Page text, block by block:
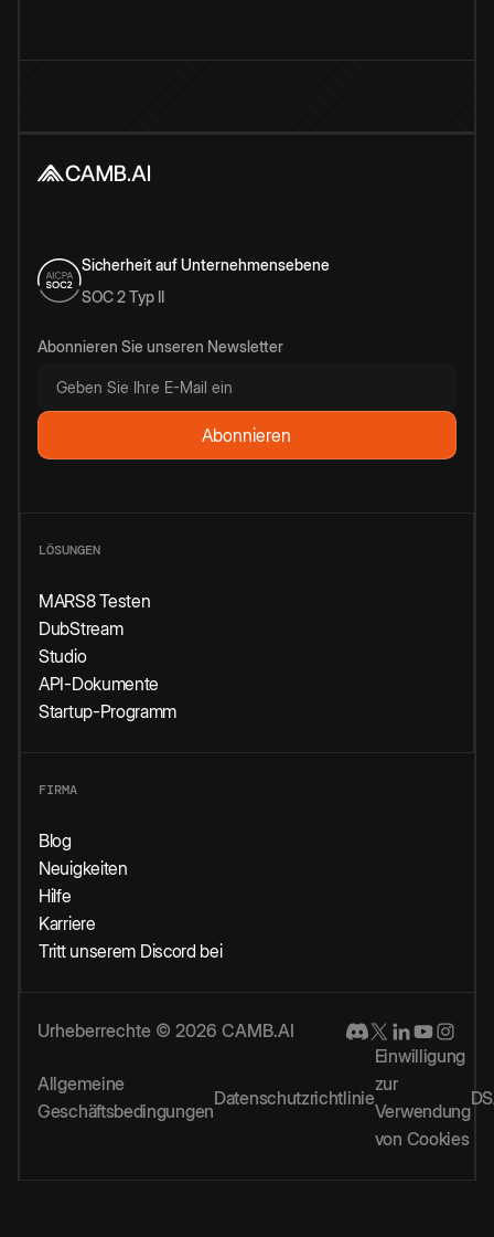
Sicherheit auf Unternehmensebene
SOC 2 Typ II
Abonnieren Sie unseren Newsletter
LÖSUNGEN
MARS8 Testen
DubStream
Studio
API-Dokumente
Startup-Programm
FIRMA
Blog
Neuigkeiten
Hilfe
Karriere
Tritt unserem Discord bei
Urheberrechte © 2026 CAMB.AI
Allgemeine
Geschäftsbedingungen
Datenschutzrichtlinie
Einwilligung
zur
Verwendung
von Cookies